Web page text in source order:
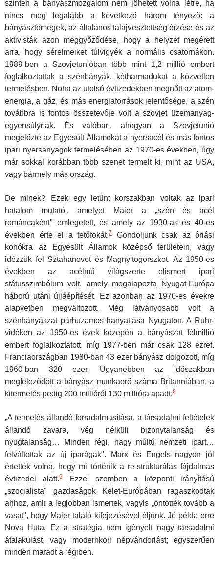
szinten a bányászmozgalom nem jöhetett volna létre, ha
nincs meg legalább a következő három tényező: a
bányásztömegek, az általános talajvesztettség érzése és az
aktivisták azon meggyőződése, hogy a helyzet megérett
arra, hogy sérelmeiket túlvigyék a normális csatornákon.
1989-ben a Szovjetunióban több mint 1,2 millió embert
foglalkoztattak a szénbányák, kétharmadukat a közvetlen
termelésben. Noha az utolsó évtizedekben megnőtt az atom­
energia, a gáz, és más energiaforrások jelentősége, a szén
továbbra is fontos összetevője volt a szovjet üzemanyag-
egyensúlynak. És valóban, ahogyan a Szovjetunió
megelőzte az Egyesült Államokat a nyersacél és más fontos
ipari nyersanyagok termelésében az 1970-es években, úgy
már sokkal korábban több szenet termelt ki, mint az USA,
vagy bármely más ország.
De minek? Ezek egy letűnt korszakban voltak az ipari
hatalom muta­tói, amelyet Maier a „szén és acél
románcaként" emlegetett, és amely az 1930-as és 40-es
években érte el a tetőfokát.7
Gondoljunk csak az óriási
kohókra az Egyesült Államok középső területein, vagy
idézzük fel Sztahanovot és Magnyitogorszkot. Az 1950-es
években az acélmű világszerte elismert ipari
státusszimbólum volt, amely megalapozta Nyugat-Európa
háború utáni újjáépítését. Ez azonban az 1970-es évek­re
alapvetően megváltozott. Még látványosabb volt a
szénbányászat párhuzamos hanyatlása Nyugaton. A Ruhr-
vidéken az 1950-es évek közepén a bányászat félmillió
embert foglalkoztatott, míg 1977-ben már csak 128 ezret.
Franciaországban 1980-ban 43 ezer bányász dolgozott, míg
1960-ban 320 ezer. Ugyanebben az időszakban
megfeleződött a bányász munkaerő száma Britanniában, a
kitermelés pedig 200 millióról 130 millióra apadt.8
„A termelés állandó forradalmasítása, a társadalmi feltételek
állandó zavara, vég nélküli bizonytalanság és
nyugtalanság… Minden régi, nagy múltú nemzeti ipart…
felváltottak az új iparágak". Marx és Engels nagyon jól
értették volna, hogy mi történik a re-strukturálás fájdalmas
évtizedei alatt.9Ezzel szemben a központi irányítású
„szocialista" gazdaságok Kelet-Európában ragaszkodtak
ahhoz, amit a legjobban ismertek, vagyis „öntötték tovább a
vasat", hogy Maier találó kifejezésével éljünk. Jó példa erre
Nova Huta. Ez a stratégia nem igényelt nagy társadalmi
átalakulást, vagy modernkori népvándorlást; egyszerűen
minden maradt a régiben.